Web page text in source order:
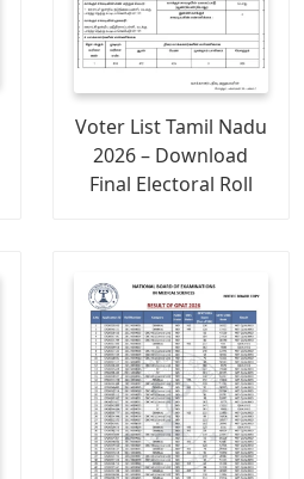
Voter List Tamil Nadu
2026 – Download
Final Electoral Roll